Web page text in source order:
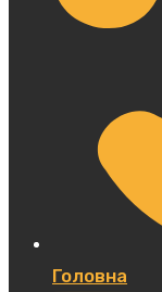
Головна